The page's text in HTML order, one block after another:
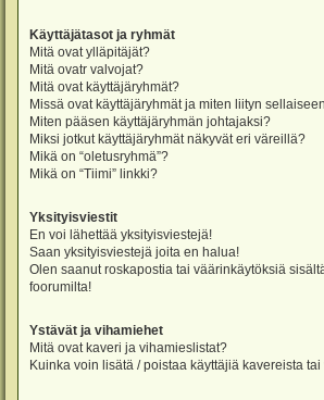
Käyttäjätasot ja ryhmät
Mitä ovat ylläpitäjät?
Mitä ovatr valvojat?
Mitä ovat käyttäjäryhmät?
Missä ovat käyttäjäryhmät ja miten liityn
Miten pääsen käyttäjäryhmän johtajaksi?
Miksi jotkut käyttäjäryhmät näkyvät eri väreillä?
Mikä on “oletusryhmä”?
Mikä on “Tiimi” linkki?
Yksityisviestit
En voi lähettää yksityisviestejä!
Saan yksityisviestejä joita en halua!
Olen saanut roskapostia tai väärinkäytöksiä
foorumilta!
Ystävät ja vihamiehet
Mitä ovat kaveri ja vihamieslistat?
Kuinka voin lisätä / poistaa käyttäjiä kavereista